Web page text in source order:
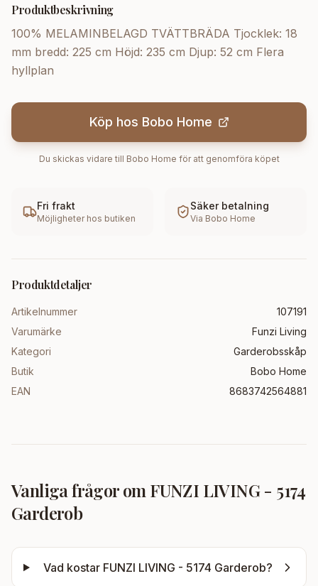
Produktbeskrivning
100% MELAMINBELAGD TVÄTTBRÄDA Tjocklek: 18
mm bredd: 225 cm Höjd: 235 cm Djup: 52 cm Flera
hyllplan
Köp hos Bobo Home
Du skickas vidare till Bobo Home för att genomföra köpet
Fri frakt
Möjligheter hos butiken
Säker betalning
Via Bobo Home
Produktdetaljer
Artikelnummer
107191
Varumärke
Funzi Living
Kategori
Garderobsskåp
Butik
Bobo Home
EAN
8683742564881
Vanliga frågor om FUNZI LIVING - 5174
Garderob
Vad kostar FUNZI LIVING - 5174 Garderob?